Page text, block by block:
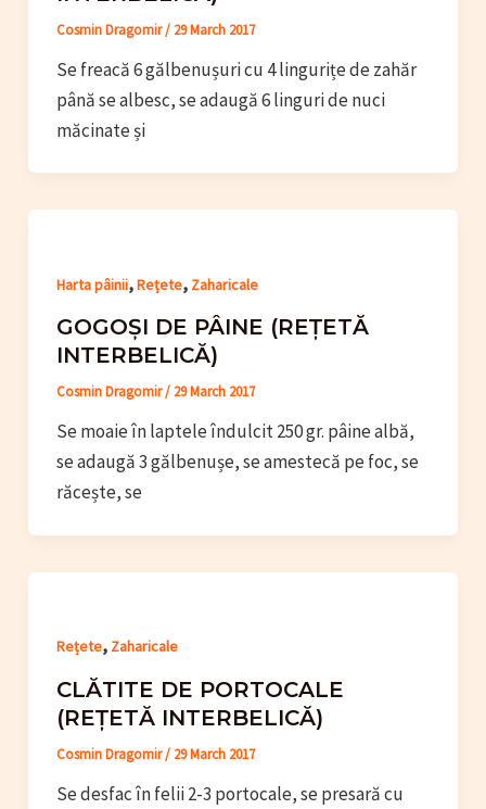
Cosmin Dragomir/ 29 March 2017
Se freacă 6 gălbenușuri cu 4 lingurițe de zahăr
până se albesc, se adaugă 6 linguri de nuci
măcinate și
Harta pâinii,Rețete, Zaharicale
GOGOȘI DE PÂINE (REȚETĂ
INTERBELICĂ)
Cosmin Dragomir/ 29 March 2017
Se moaie în laptele îndulcit 250 gr. pâine albă,
se adaugă 3 gălbenușe, se amestecă pe foc, se
răcește, se
Rețete, Zaharicale
CLĂTITE DE PORTOCALE
(REȚETĂ INTERBELICĂ)
Cosmin Dragomir/ 29 March 2017
Se desfac în felii 2-3 portocale, se presară cu